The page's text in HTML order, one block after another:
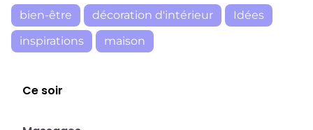
bien-être décoration d'intérieur
Idées
inspirations
maison
Ce soir
23:30